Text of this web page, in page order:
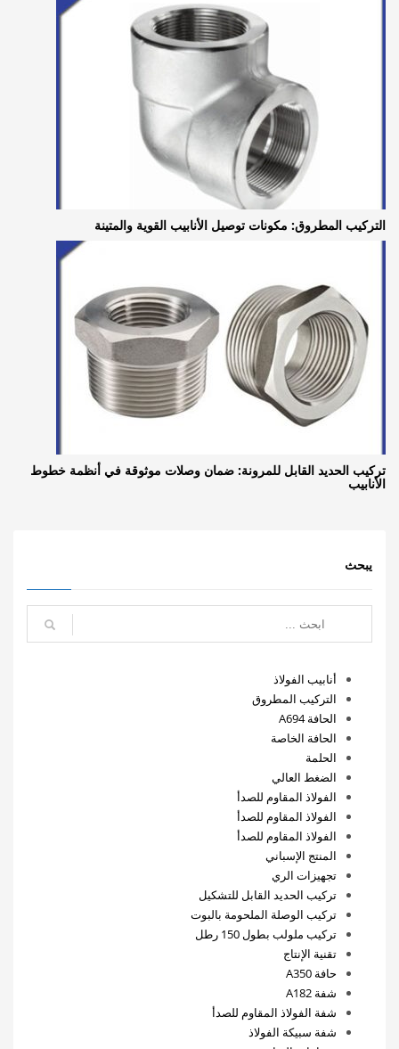
التركيب المطروق: مكونات توصيل الأنابيب القوية والمتينة
تركيب الحديد القابل للمرونة: ضمان وصلات موثوقة في أنظمة خطوط
الأنابيب
يبحث
أنابيب الفولاذ
التركيب المطروق
الحافة A694
الحافة الخاصة
الحلمة
الضغط العالي
الفولاذ المقاوم للصدأ
الفولاذ المقاوم للصدأ
الفولاذ المقاوم للصدأ
المنتج الإسباني
تجهيزات الري
تركيب الحديد القابل للتشكيل
تركيب الوصلة الملحومة بالبوت
تركيب ملولب بطول 150 رطل
تقنية الإنتاج
حافة A350
شفة A182
شفة الفولاذ المقاوم للصدأ
شفة سبيكة الفولاذ